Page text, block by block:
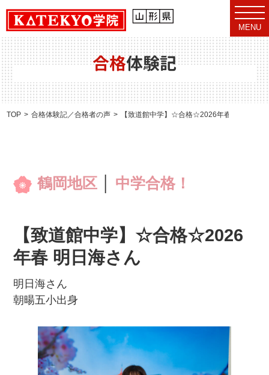
t
o
g
g
l
e
n
v
i
g
MENU
合格体験記
TOP 合格体験記／合格者の声 【致道館中学】☆合格☆2026年春 明日海さん
鶴岡地区 中学合格！
【致道館中学】☆合格☆2026
年春 明日海さん
明日海さん
朝暘五小出身